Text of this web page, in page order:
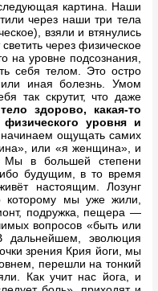
картина. Наши
через наши три тела
взяли и втянулись
через физическое
на уровне подсознания,
себя телом. Это остро
или иная болезнь. Умом
так скрутит, что даже
здорово, какая-то
уровня и
ощущать самих
или «я женщина», и
Мы в большей степени
будущим, в то время
настоящим. Лозунг
которому мы уже жили,
подружка, пещера —
вопросов «быть или
дальнейшем, эволюция
зрения Крия йоги, мы
перешли на тонкий
Как учит нас йога, и